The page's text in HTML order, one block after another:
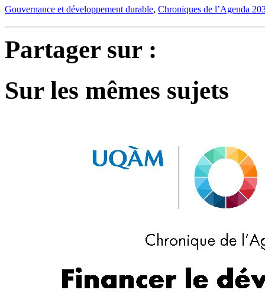
Gouvernance et développement durable, Chroniques de l’Agenda
Partager sur :
Sur les mêmes sujets